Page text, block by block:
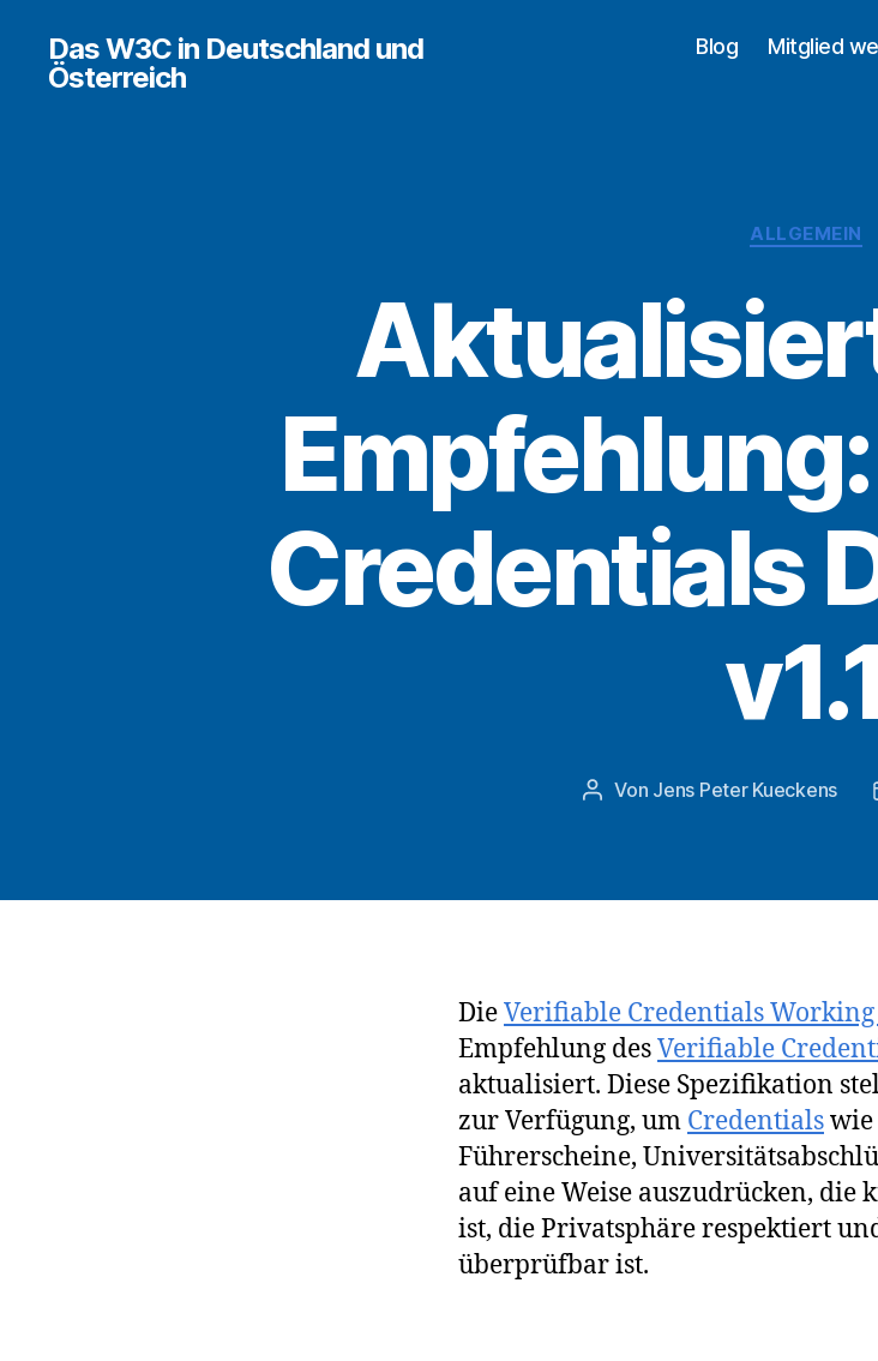
Das W3C in Deutschland und
Österreich
Blog Mitglied
ALLGEMEIN
Credentials
Beitragsautor
Von Jens Peter Kueckens
DieVerifiable Credentials
Empfehlung desVerifiable
aktualisiert. Diese Spezifikation
zur Verfügung, um Credentialswie
Führerscheine,
auf eine Weise auszudrücken, die
ist, die Privatsphäre respektiert
überprüfbar ist.